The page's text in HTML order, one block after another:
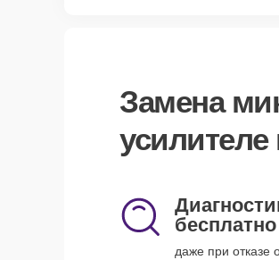
Замена
усилителе
бесплатно
даже при отказе